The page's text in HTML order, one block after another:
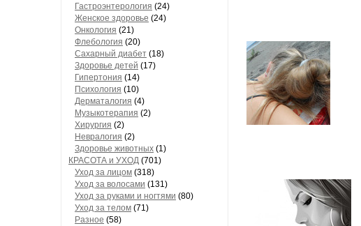
Гастроэнтерология (24)
Женское здоровье (24)
Онкология (21)
Флебология (20)
Сахарный диабет (18)
Здоровье детей (17)
Гипертония (14)
Психология (10)
Дерматалогия (4)
Музыкотерапия (2)
Хирургия (2)
Невралогия (2)
Здоровье животных (1)
КРАСОТА и УХОД (701)
Уход за лицом (318)
Уход за волосами (131)
Уход за руками и ногтями (80)
Уход за телом (71)
Разное (58)